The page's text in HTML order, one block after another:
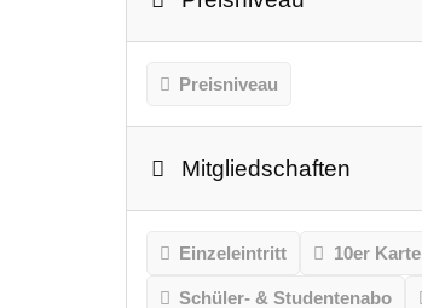
Preisniveau
Mitgliedschaften
Einzeleintritt 10er Karte
Schüler- & Studentenabo